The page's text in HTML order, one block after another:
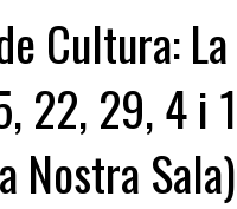
Cultura:
22, 29, 4 i
Nostra Sala)